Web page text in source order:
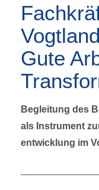
Gute
Begleitung des
als Instrument
entwicklung im